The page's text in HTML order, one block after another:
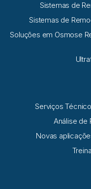
Sistemas de
Sistemas de
Soluções em Osmose
Serviços
Análise de
Novas